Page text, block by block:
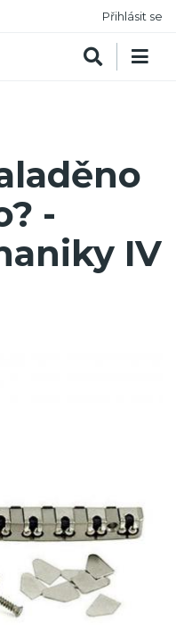
Přihlásit se
-
IV